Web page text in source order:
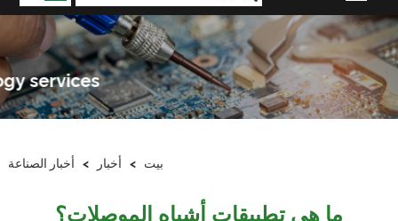
أخبار > أخبار الصناعة
ما هي تطبيقات أشباه الموصلات؟